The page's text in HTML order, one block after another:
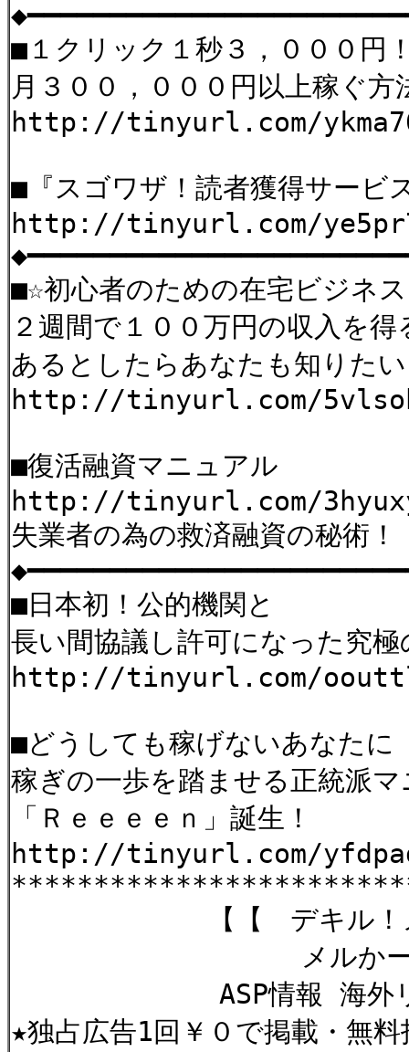
■１クリック１秒３，０００円
月３００，０００円以上稼ぐ方
http://tinyurl.com/
■『スゴワザ！読者獲得サー
http://tinyurl.com/
■☆初心者のための在宅ビジネ
２週間で１００万円の収入を得
あるとしたらあなたも知りた
http://tinyurl.com/
■復活融資マニュアル
http://tinyurl.com/
失業者の為の救済融資の秘術！
■日本初！公的機関と
長い間協議し許可になった究
http://tinyurl.com/
■どうしても稼げないあなたに
稼ぎの一歩を踏ませる正統派
「Ｒｅｅｅｅｎ」誕生！
http://tinyurl.com/
【【 デキル！
メルかーど
ASP情報 海外リー
★独占広告1回￥０で掲載・無